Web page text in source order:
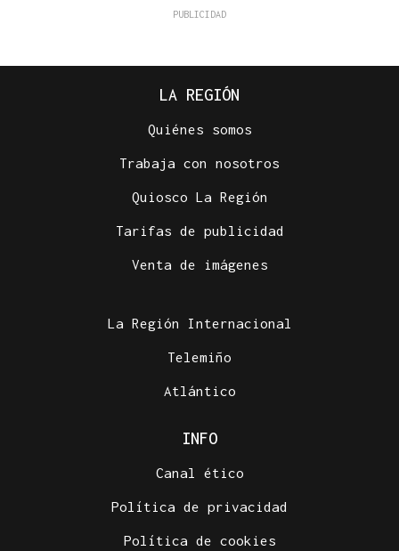
LA REGIÓN
Quiénes somos
Trabaja con nosotros
Quiosco La Región
Tarifas de publicidad
Venta de imágenes
La Región Internacional
Telemiño
Atlántico
INFO
Canal ético
Política de privacidad
Política de cookies